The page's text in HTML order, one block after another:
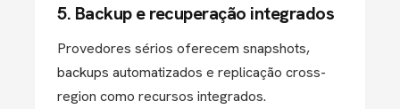
5. Backup e recuperação integrados
Provedores sérios oferecem snapshots,
backups automatizados e replicação cross-
region como recursos integrados.